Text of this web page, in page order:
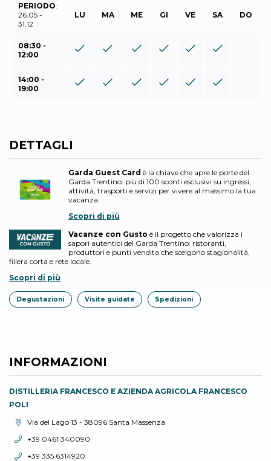
PERIODO:
26.05 -
31.12
LU MA ME GI VE SA DO
08:30 -
12:00
14:00 -
19:00
DETTAGLI
Garda Guest Card è la chiave che apre le porte del
Garda Trentino: più di 100 sconti esclusivi su ingressi,
attività, trasporti e servizi per vivere al massimo la tua
vacanza.
Scopri di più
Vacanze con Gusto è il progetto che valorizza i
sapori autentici del Garda Trentino: ristoranti,
produttori e punti vendita che scelgono stagionalità,
filiera corta e rete locale.
Scopri di più
Degustazioni Visite guidate Spedizioni
INFORMAZIONI
DISTILLERIA FRANCESCO E AZIENDA AGRICOLA FRANCESCO
POLI
Località:Via del Lago 13 - 38096 Santa Massenza
Telefono:
+39 0461 340090
Telefono:
+39 335 6314920